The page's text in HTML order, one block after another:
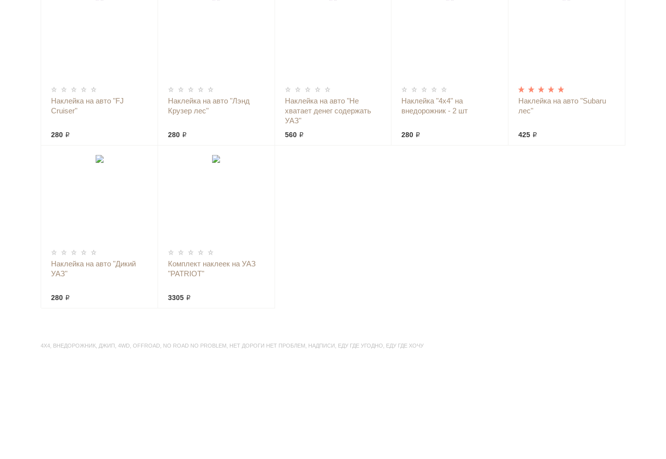
Наклейка на авто "FJ
Cruiser"
280 ₽
Наклейка на авто "Лэнд
Крузер лес"
280 ₽
Наклейка на авто "Не
хватает денег содержать
УАЗ"
560 ₽
Наклейка "4х4" на
внедорожник - 2 шт
280 ₽
Наклейка на авто "Subaru
лес"
425 ₽
Наклейка на авто "Дикий
УАЗ"
280 ₽
Комплект наклеек на УАЗ
"PATRIOT"
3305 ₽
4Х4 ВНЕДОРОЖНИК ДЖИП ,4WD ,OFFROAD NO ROAD NO PROBLEM НЕТ ДОРОГИ НЕТ ПРОБЛЕМ НАДПИСИ ЕДУ ГДЕ УГОДНО ЕДУ ГДЕ ХОЧУ